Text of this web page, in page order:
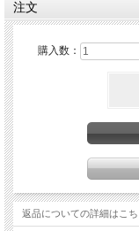
トパウダー（固
【カラー】ピン
注文
購入数：
返品についての詳細はこち